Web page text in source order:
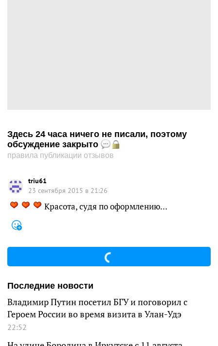
Здесь 24 часа ничего не писали, поэтому
обсуждение закрыто
правила публикации отзывов
triu61
23 сентября 2015 в 21:26
Красота, судя по оформлению…
Последние новости
Владимир Путин посетил БГУ и поговорил с
Героем России во время визита в Улан-Удэ
22:52